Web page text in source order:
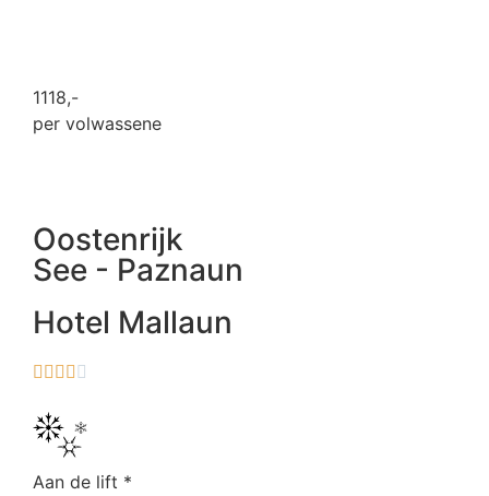
1118,-
per volwassene
Oostenrijk
See - Paznaun
Hotel Mallaun
    
Aan de lift *